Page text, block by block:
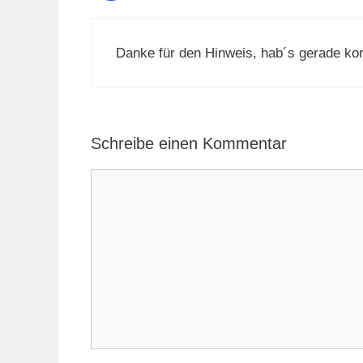
Danke für den Hinweis, hab´s gerade
Schreibe einen Kommentar